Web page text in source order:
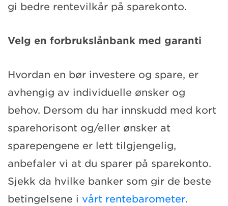
gi bedre rentevilkår på sparekonto.
Velg en forbrukslånbank med garanti
Hvordan en bør investere og spare, er
avhengig av individuelle ønsker og
behov. Dersom du har innskudd med kort
sparehorisont og/eller ønsker at
sparepengene er lett tilgjengelig,
anbefaler vi at du sparer på sparekonto.
Sjekk da hvilke banker som gir de beste
betingelsene i vårt rentebarometer.